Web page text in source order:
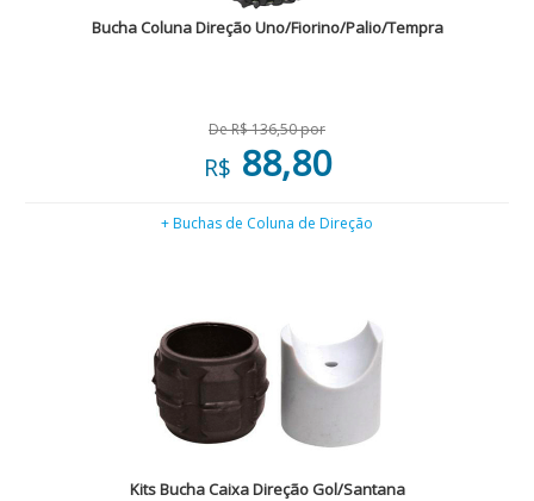
Bucha Coluna Direção Uno/Fiorino/Palio/Tempra
De R$ 136,50 por
R$ 88,80
+ Buchas de Coluna de Direção
Kits Bucha Caixa Direção Gol/Santana